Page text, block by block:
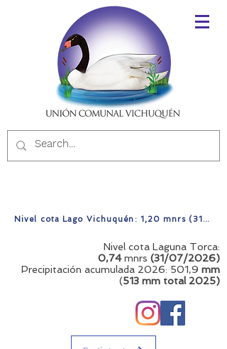
Nivel cota Lago Vichuquén: 1,20 mnrs (31/07/2026)
Nivel cota Laguna Torca:
0,74mnrs (31/07/2026)
Precipitación acumulada 2026: 501,9 mm
(513 mm total 2025)